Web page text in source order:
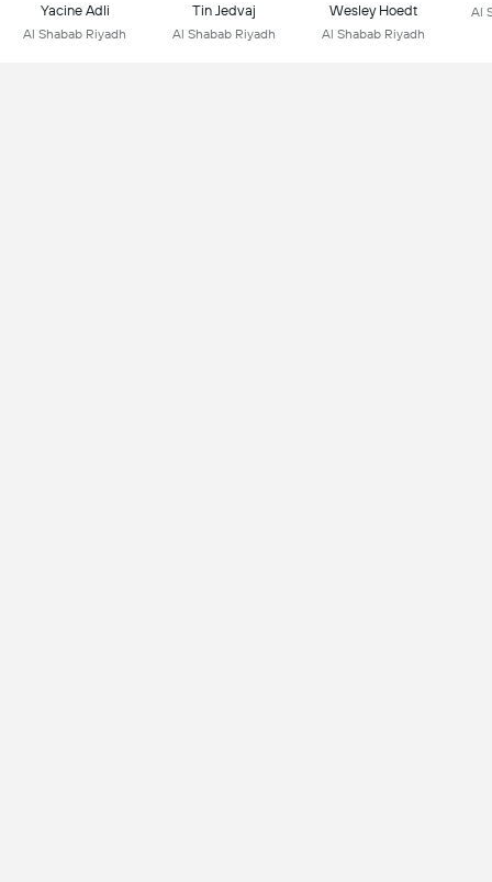
Yacine Adli
Al Shabab Riyadh
Tin Jedvaj
Al Shabab Riyadh
Wesley Hoedt
Al Shabab Riyadh
Al